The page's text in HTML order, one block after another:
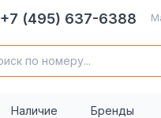
+7 (495) 637-6388
Наличие Бренды